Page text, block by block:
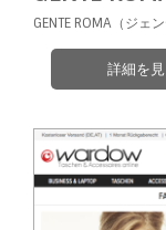
GENTE ROMA（ジェ
詳細を